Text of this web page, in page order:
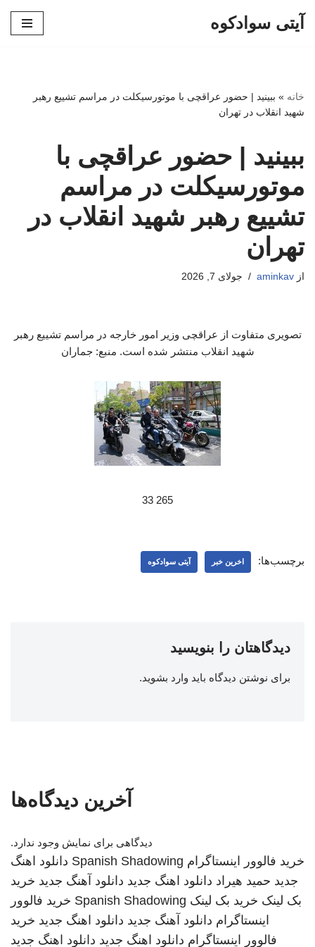
آیتی سوادکوه
خانه » ببینید | حضور عراقچی با موتورسیکلت در مراسم تشییع رهبر
شهید انقلاب در تهران
ببینید | حضور عراقچی با
موتورسیکلت در مراسم
تشییع رهبر شهید انقلاب در
تهران
از aminkav جولای 7, 2026
تصویری متفاوت از عراقچی وزیر امور خارجه در مراسم تشییع رهبر
شهید انقلاب منتشر شده است. منبع: جماران
265 33
برچسب‌ها: اخرین خبر آیتی سوادکوه
دیدگاهتان را بنویسید
برای نوشتن دیدگاه باید وارد بشوید.
آخرین دیدگاه‌ها
دیدگاهی برای نمایش وجود ندارد.
خرید فالوور اینستاگرام Spanish Shadowing دانلود اهنگ
جدید حمید هیراد دانلود اهنگ جدید دانلود آهنگ جدید خرید
بک لینک خرید بک لینک Spanish Shadowing خرید فالوور
اینستاگرام دانلود آهنگ جدید دانلود اهنگ جدید خرید
فالوور اینستاگرام دانلود اهنگ جدید دانلود اهنگ جدید